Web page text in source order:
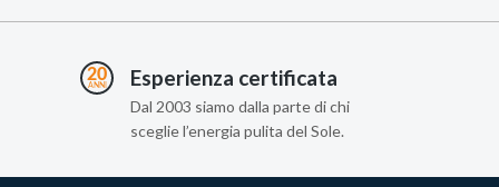
Esperienza certificata
Dal 2003 siamo dalla parte di chi
sceglie l’energia pulita del Sole.